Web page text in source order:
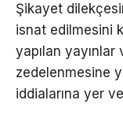
Şikayet
isnat edilmesini
yapılan yayınlar
zedelenmesine
iddialarına yer